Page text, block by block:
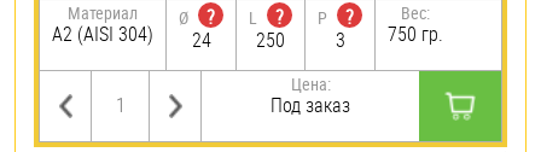
Материал
А2 (AISI 304)
Ø
?
24
L
?
250
P
?
3
Вес:
750 гр.
Цена:
Под заказ